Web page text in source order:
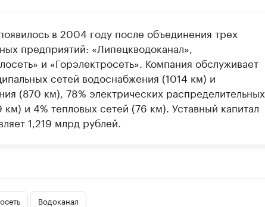
в 2004 году после объединения трех
предприятий: «Липецкводоканал»,
и «Горэлектросеть». Компания обслуживает
сетей водоснабжения (1014 км) и
(870 км), 78% электрических распределительных
и 4% тепловых сетей (76 км). Уставный капитал
1,219 млрд рублей.
Водоканал